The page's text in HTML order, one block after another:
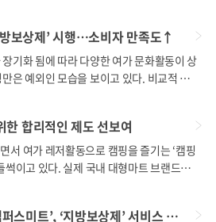
보상제’ 시행…소비자 만족도↑
기화 됨에 따라 다양한 여가 문화활동이 상
은 예외인 모습을 보이고 있다. 비교적 타
수 있다는 점과 더불어 몇 년 전부터 꾸준
이다. 이런 인기에 힘입어 지난 17일에는
에 위치한 난지캠핑장 일대를 전면 리모델
증하는 캠핑에 대응하기 위한 다양한 움직
어 바비큐
한 합리적인 제도 선보여
서 여가 레저활동으로 캠핑을 즐기는 ‘캠핑
썩이고 있다. 실제 국내 대형마트 브랜드의
용품 관련 매출 신장률이 무려 53.6%로 작
캠핑고기 전문 쇼핑몰 ‘캠퍼스미트’, ‘지방보상제’ 서비스 제공